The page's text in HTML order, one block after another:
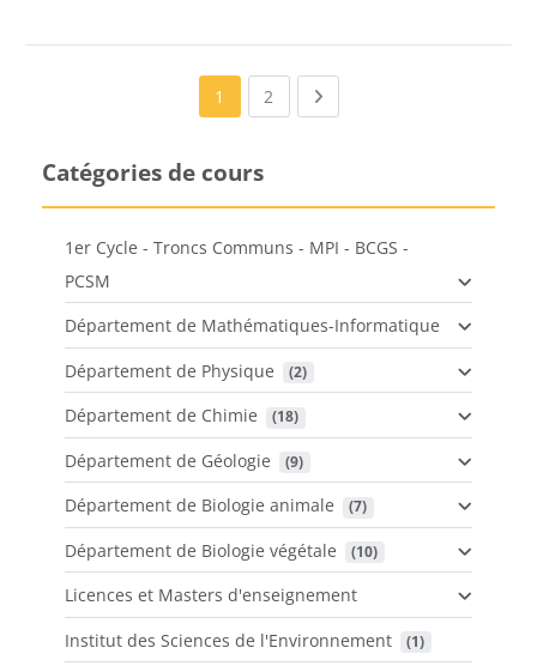
1 2 (current)Next page
Catégories de cours
1er Cycle - Troncs Communs - MPI - BCGS -
PCSM
Département de Mathématiques-Informatique
Département de Physique
(2)
Département de Chimie (18)
Département de Géologie (9)
Département de Biologie animale (7)
Département de Biologie végétale (10)
Licences et Masters d'enseignement
Institut des Sciences de l'Environnement
(1)